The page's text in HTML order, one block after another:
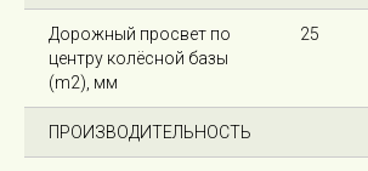
Дорожный просвет по
центру колёсной базы
(m2), мм
25
ПРОИЗВОДИТЕЛЬНОСТЬ